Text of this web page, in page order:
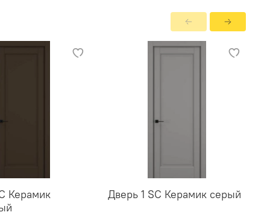
Керамик
Дверь 1 SC Керамик серый